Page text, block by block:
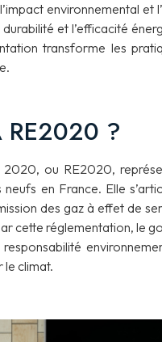
environnemental et
et l’efficacité
transforme les
RE2020 ?
2020, ou RE2020,
en France. Elle
des gaz à effet de
cette réglementation, le
le climat.